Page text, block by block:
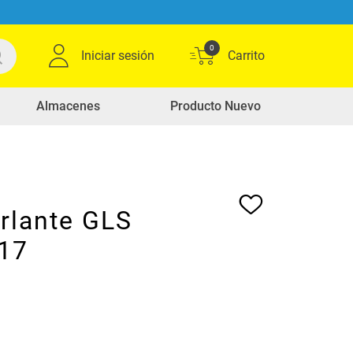
Iniciar sesión
0
Almacenes Producto Nuevo
GLS